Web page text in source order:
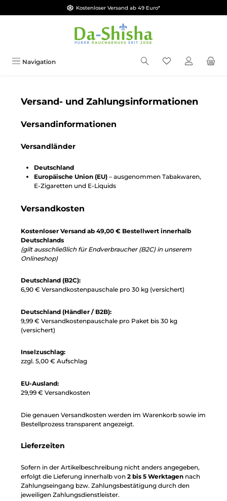
Zum Hauptinhalt springenKostenloser Versand ab 49 Euro*
Navigation Du hast 0
Versand- und Zahlungsinformationen
Versandinformationen
Versandländer
Deutschland
Europäische Union (EU)– ausgenommen Tabakwaren,
E-Zigaretten und E-Liquids
Versandkosten
Kostenloser Versand ab 49,00 € Bestellwert innerhalb
Deutschlands
(gilt ausschließlich für Endverbraucher (B2C) in unserem
Onlineshop)
Deutschland (B2C):
6,90 € Versandkostenpauschale pro 30 kg (versichert)
Deutschland (Händler / B2B):
9,99 € Versandkostenpauschale pro Paket bis 30 kg
(versichert)
Inselzuschlag:
zzgl. 5,00 € Aufschlag
EU-Ausland:
29,99 € Versandkosten
Die genauen Versandkosten werden im Warenkorb sowie im
Bestellprozess transparent angezeigt.
Lieferzeiten
Sofern in der Artikelbeschreibung nicht anders angegeben,
erfolgt die Lieferung innerhalb von 2 bis 5 Werktagen nach
Zahlungseingang bzw. Zahlungsbestätigung durch den
jeweiligen Zahlungsdienstleister.